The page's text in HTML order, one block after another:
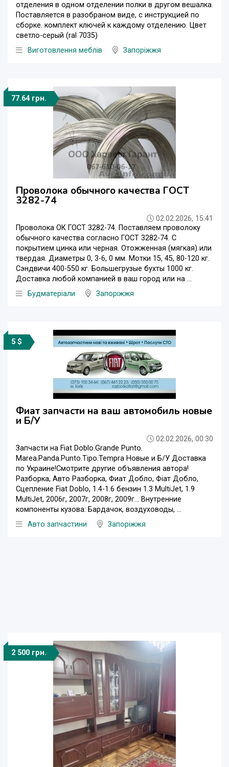
отделения в одном отделении полки в другом вешалка.
Поставляется в разобраном виде, с инструкцией по
сборке. комплект ключей к каждому отделению. Цвет
светло-серый (ral 7035)
Виготовлення меблів
Запоріжжя
77.64 грн.
Проволока обычного качества ГОСТ
3282-74
02.02.2026, 15:41
Проволока ОК ГОСТ 3282-74. Поставляем проволоку
обычного качества согласно ГОСТ 3282-74. С
покрытием цинка или черная. Отожженная (мягкая) или
твердая. Диаметры 0, 3-6, 0 мм. Мотки 15, 45, 80-120 кг.
Сэндвичи 400-550 кг. Большегрузые бухты 1000 кг.
Доставка любой компанией в ваш город или на ...
Будматеріали
Запоріжжя
5 $
Фиат запчасти на ваш автомобиль новые
и Б/У
02.02.2026, 00:30
Запчасти на Fiat Doblo.Grande Punto.
Marea.Panda.Punto.Tipo.Tempra Новые и Б/У Доставка
по Украине!Смотрите другие объявления автора!
Разборка, Авто Разборка, Фиат Добло, Фіат Добло,
Сцепление Fiat Doblo, 1.4-1.6 бензин 1.3 MultiJet, 1.9
MultiJet, 2006г, 2007г, 2008г, 2009г... Внутренние
компоненты кузова: Бардачок, воздуховоды, ...
Авто запчастини
Запоріжжя
2 500 грн.